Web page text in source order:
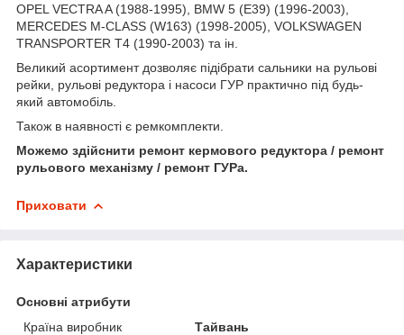
OPEL VECTRA A (1988-1995), BMW 5 (E39) (1996-2003),
MERCEDES M-CLASS (W163) (1998-2005), VOLKSWAGEN
TRANSPORTER T4 (1990-2003) та ін.
Великий асортимент дозволяє підібрати сальники на рульові
рейки, рульові редуктора і насоси ГУР практично під будь-
який автомобіль.
Також в наявності є ремкомплекти.
Можемо здійснити ремонт кермового редуктора / ремонт
рульового механізму / ремонт ГУРа.
Приховати
Характеристики
Основні атрибути
Країна виробник
Тайвань